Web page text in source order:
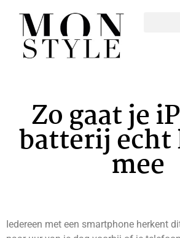
Zo gaat je
batterij echt
mee
Iedereen met een smartphone herkent